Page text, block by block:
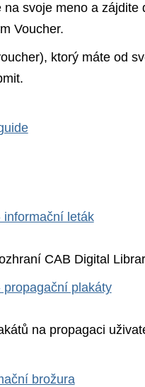
na svoje meno a zájdite
Voucher.
ktorý máte od
informační leták
CAB Digital
propagační plakáty
na propagaci
brožura